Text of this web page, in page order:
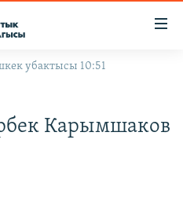
убактысы 10:51
Карымшаков